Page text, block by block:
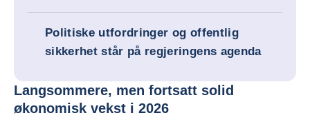
Politiske utfordringer og offentlig
sikkerhet står på regjeringens agenda
Langsommere, men fortsatt solid
økonomisk vekst i 2026